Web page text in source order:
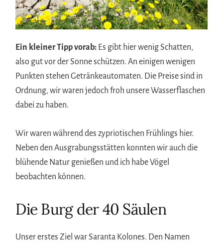
Ein kleiner Tipp vorab: Es gibt hier wenig Schatten,
also gut vor der Sonne schützen. An einigen wenigen
Punkten stehen Getränkeautomaten. Die Preise sind in
Ordnung, wir waren jedoch froh unsere Wasserflaschen
dabei zu haben.
Wir waren während des zypriotischen Frühlings hier.
Neben den Ausgrabungsstätten konnten wir auch die
blühende Natur genießen und ich habe Vögel
beobachten können.
Die Burg der 40 Säulen
Unser erstes Ziel war Saranta Kolones. Den Namen